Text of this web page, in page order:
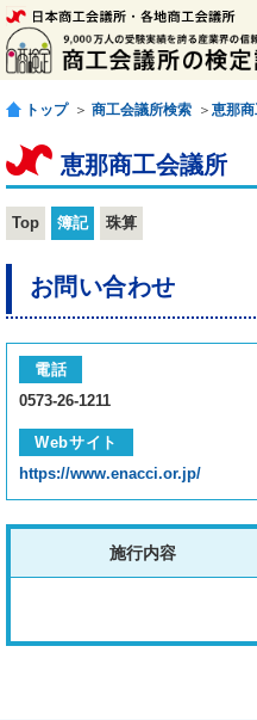
トップ ＞ 商工会議所検索 ＞ 恵那
恵那商工会議所
Top 簿記 珠算
お問い合わせ
電話
0573-26-1211
Webサイト
https://www.enacci.or.jp/
施行内容